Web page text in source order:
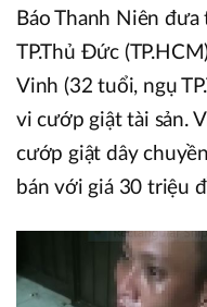
Báo Thanh Niên
TP.Thủ Đức
Vinh (32 tuổi, ngụ
vi cướp giật tài sản.
cướp giật dây
bán với giá 30 triệu